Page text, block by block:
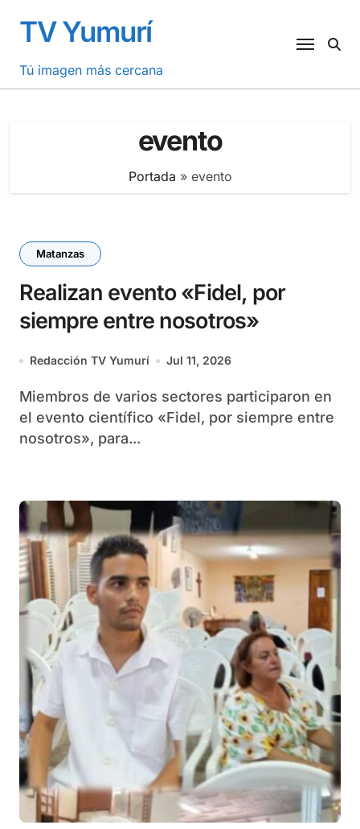
contenido
TV Yumurí
Tú imagen más cercana
evento
Portada » evento
Matanzas
Realizan evento «Fidel, por
siempre entre nosotros»
Redacción TV Yumurí Jul 11, 2026
Miembros de varios sectores participaron en
el evento científico «Fidel, por siempre entre
nosotros», para...